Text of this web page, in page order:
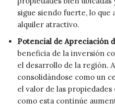
sigue siendo fuerte, lo que
alquiler atractivo.
Potencial de Apreciación
beneficia de la inversión
el desarrollo de la región.
consolidándose como un
el valor de las
como esta continúe